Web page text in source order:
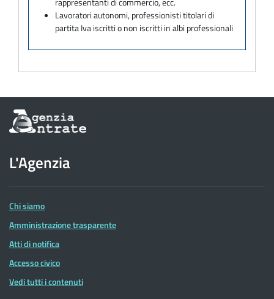
Lavoratori autonomi, professionisti titolari di
partita Iva iscritti o non iscritti in albi professionali
Informazioni
sul
dell'Agenzia
delle
Entrate
L'Agenzia
Chi siamo
Amministrazione trasparente
Atti di notifica
Accesso civico
Vedi tutti i contenuti